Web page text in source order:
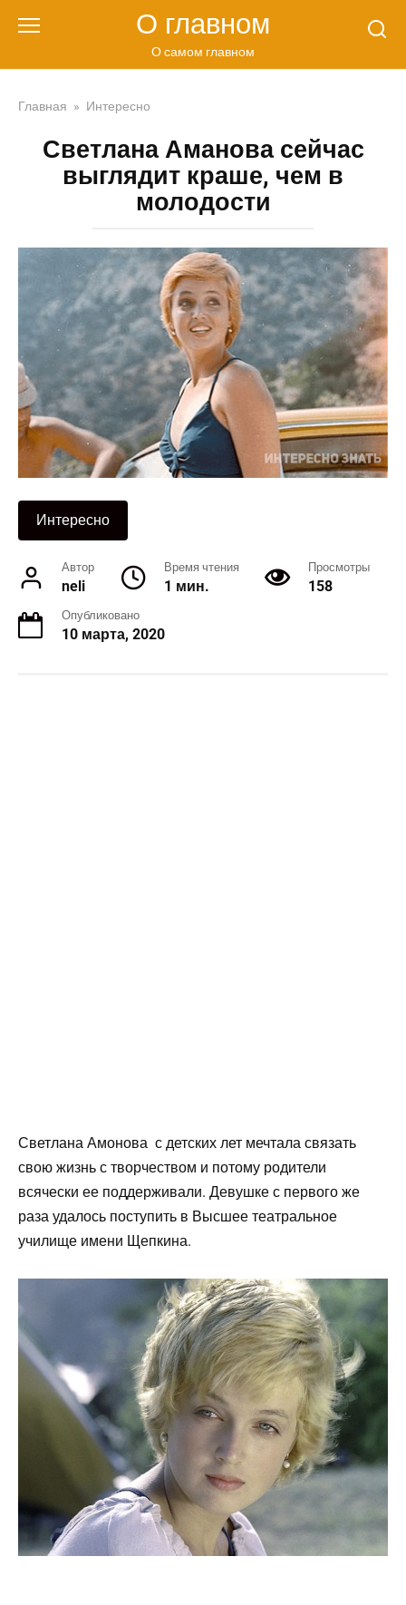
О главном
О самом главном
Главная » Интересно
Светлана Аманова сейчас
выглядит краше, чем в
молодости
Интересно
Автор
neli
Время чтения
1 мин.
Просмотры
158
Опубликовано
10 марта, 2020
Светлана Амонова с детских лет мечтала связать
свою жизнь с творчеством и потому родители
всячески ее поддерживали. Девушке с первого же
раза удалось поступить в Высшее театральное
училище имени Щепкина.